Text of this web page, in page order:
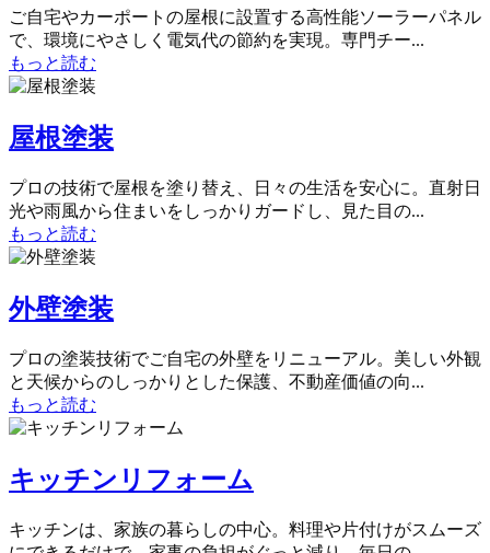
ご自宅やカーポートの屋根に設置する高性能ソーラーパネル
で、環境にやさしく電気代の節約を実現。専門チー...
もっと読む
屋根塗装
プロの技術で屋根を塗り替え、日々の生活を安心に。直射日
光や雨風から住まいをしっかりガードし、見た目の...
もっと読む
外壁塗装
プロの塗装技術でご自宅の外壁をリニューアル。美しい外観
と天候からのしっかりとした保護、不動産価値の向...
もっと読む
キッチンリフォーム
キッチンは、家族の暮らしの中心。料理や片付けがスムーズ